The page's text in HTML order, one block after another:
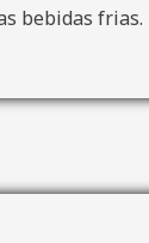
bebidas frias.